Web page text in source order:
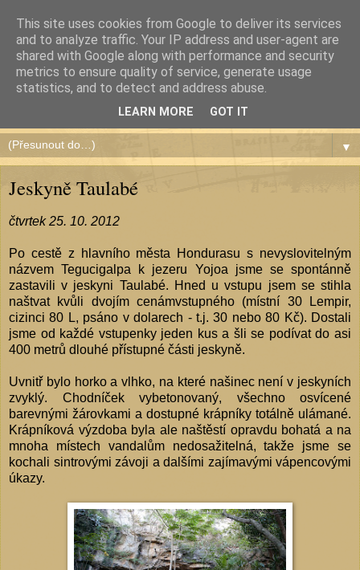
Čundr de América
▼
Jeskyně Taulabé
čtvrtek 25. 10. 2012
Po cestě z hlavního města Hondurasu s nevyslovitelným
názvem Tegucigalpa k jezeru Yojoa jsme se spontánně
zastavili v jeskyni Taulabé. Hned u vstupu jsem se stihla
naštvat kvůli dvojím cenámvstupného (místní 30 Lempir,
cizinci 80 L, psáno v dolarech - t.j. 30 nebo 80 Kč). Dostali
jsme od každé vstupenky jeden kus a šli se podívat do asi
400 metrů dlouhé přístupné části jeskyně.
Uvnitř bylo horko a vlhko, na které našinec není v jeskyních
zvyklý. Chodníček vybetonovaný, všechno osvícené
barevnými žárovkami a dostupné krápníky totálně ulámané.
Krápníková výzdoba byla ale naštěstí opravdu bohatá a na
mnoha místech vandalům nedosažitelná, takže jsme se
kochali sintrovými závoji a dalšími zajímavými vápencovými
úkazy.
This site uses cookies from Google to deliver its services
and to analyze traffic. Your IP address and user-agent are
shared with Google along with performance and security
metrics to ensure quality of service, generate usage
statistics, and to detect and address abuse.
LEARN MORE GOT IT